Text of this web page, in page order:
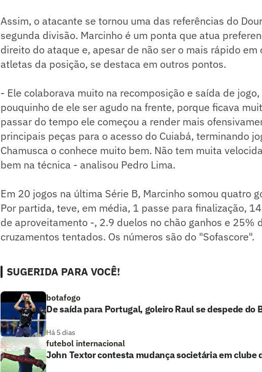
Assim, o atacante se tornou uma das referências do
segunda divisão. Marcinho é um ponta que atua
direito do ataque e, apesar de não ser o mais rápido em
atletas da posição, se destaca em outros pontos.
- Ele colaborava muito na recomposição e saída de
pouquinho de ele ser agudo na frente, porque ficava
passar do tempo ele começou a render mais
principais peças para o acesso do Cuiabá, terminando
Chamusca o conhece muito bem. Não tem muita
bem na técnica - analisou Pedro Lima.
Em 20 jogos na última Série B, Marcinho somou quatro
Por partida, teve, em média, 1 passe para finalização,
de aproveitamento -, 2.9 duelos no chão ganhos e 25%
cruzamentos tentados. Os números são do "Sofascore".
SUGERIDA PARA VOCÊ!
botafogo
De saída para Portugal, goleiro Raul se despede do
Há 5 dias
futebol internacional
John Textor contesta mudança societária em clube